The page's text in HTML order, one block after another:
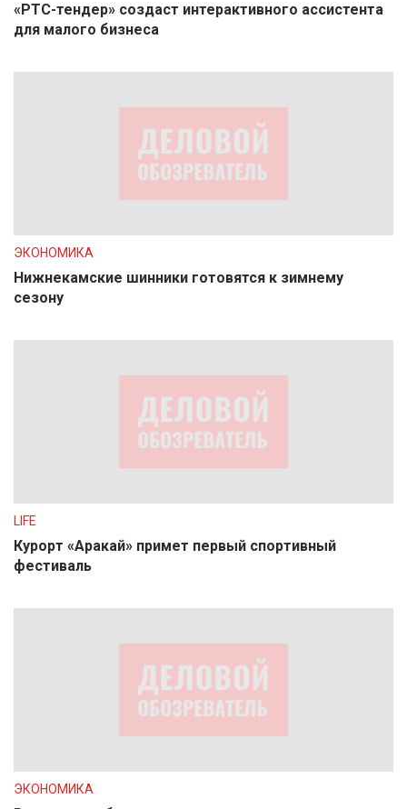
«РТС-тендер» создаст интерактивного ассистента
для малого бизнеса
ЭКОНОМИКА
Нижнекамские шинники готовятся к зимнему
сезону
LIFE
Курорт «Аракай» примет первый спортивный
фестиваль
ЭКОНОМИКА